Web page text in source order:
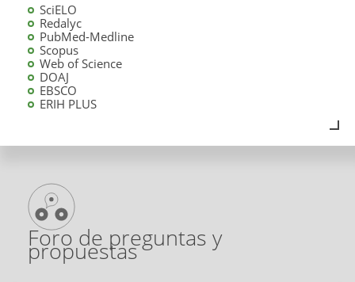
SciELO
Redalyc
PubMed-Medline
Scopus
Web of Science
DOAJ
EBSCO
ERIH PLUS
Foro de preguntas y
propuestas